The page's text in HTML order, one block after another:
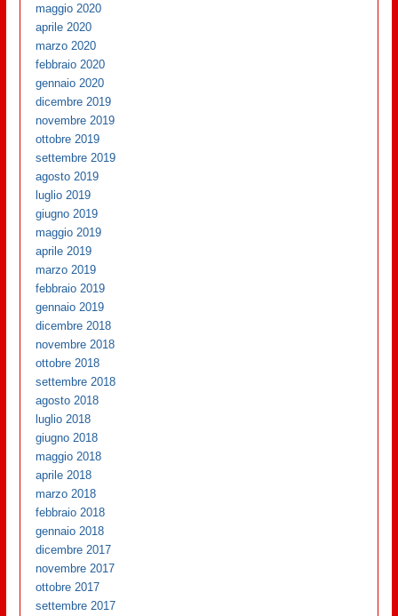
maggio 2020
aprile 2020
marzo 2020
febbraio 2020
gennaio 2020
dicembre 2019
novembre 2019
ottobre 2019
settembre 2019
agosto 2019
luglio 2019
giugno 2019
maggio 2019
aprile 2019
marzo 2019
febbraio 2019
gennaio 2019
dicembre 2018
novembre 2018
ottobre 2018
settembre 2018
agosto 2018
luglio 2018
giugno 2018
maggio 2018
aprile 2018
marzo 2018
febbraio 2018
gennaio 2018
dicembre 2017
novembre 2017
ottobre 2017
settembre 2017